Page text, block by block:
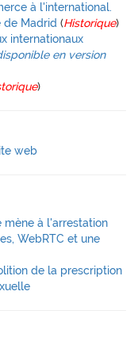
à l'international.
de Madrid (Historique)
internationaux
en version
)
web
mène à l'arrestation
WebRTC et une
de la prescription